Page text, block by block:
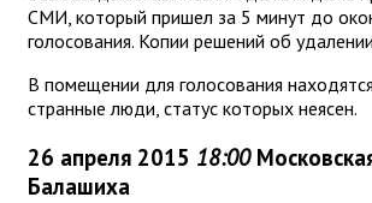
СМИ, который пришел за 5 минут до
голосования. Копии решений об
В помещении для голосования
странные люди, статус которых неясен.
26 апреля 2015 18:00
Балашиха